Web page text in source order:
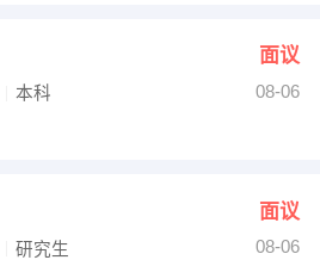
面议
本科
08-06
面议
研究生
08-06